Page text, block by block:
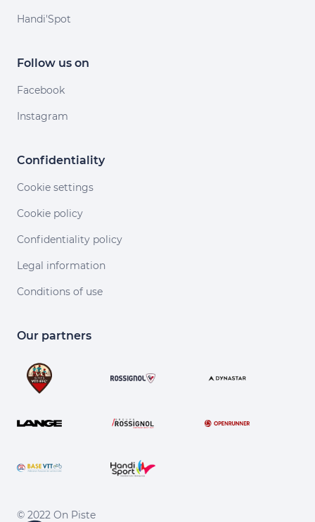
Handi'Spot
Follow us on
Facebook
Instagram
Confidentiality
Cookie settings
Cookie policy
Confidentiality policy
Legal information
Conditions of use
Our partners
© 2022 On Piste